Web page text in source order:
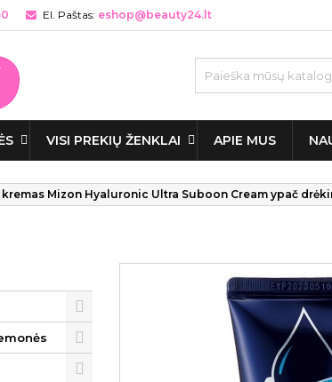
El. Paštas: eshop@beauty24.lt
VISI PREKIŲ ŽENKLAI APIE MUS
Mizon Hyaluronic Ultra Suboon Cream ypač